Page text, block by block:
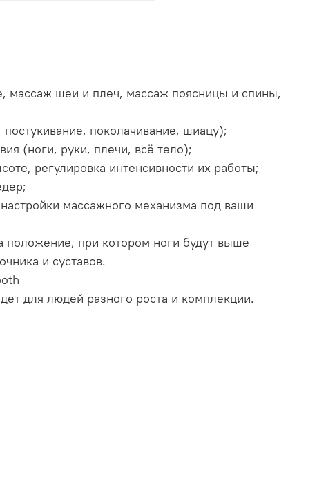
массаж шеи и плеч, массаж поясницы и спины,
поколачивание, шиацу);
(ноги, руки, плечи, всё тело);
регулировка интенсивности их работы;
массажного механизма под ваши
при котором ноги будут выше
и суставов.
для людей разного роста и комплекции.